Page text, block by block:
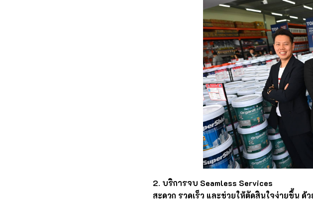
2. บริการจบ Seamless Services
สะดวก รวดเร็ว และช่วยให้ตัดสินใจง่ายขึ้น